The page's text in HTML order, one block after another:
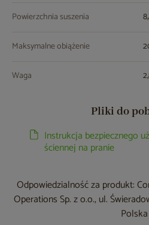
Powierzchnia suszenia
Maksymalne obiążenie
Waga
Pliki do
Instrukcja bezpiecznego
ściennej na pranie
Odpowiedzialność za produkt:
Operations Sp. z o.o., ul.
Polska